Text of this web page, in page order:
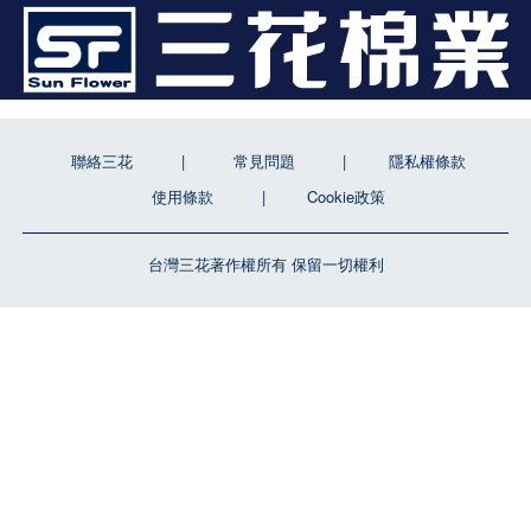
台灣三花著作權所有 保留一切權利
聯絡三花 常見問題
隱私權條款
使用條款
Cookie政策